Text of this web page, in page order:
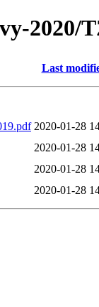
2020/
Last
2020-01-28
2020-01-28
2020-01-28
2020-01-28